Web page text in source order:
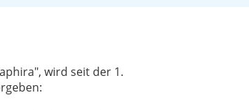
wird seit der 1.